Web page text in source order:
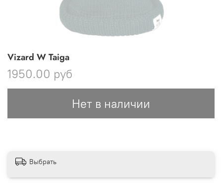
Vizard W Taiga
1950.00 руб
Нет в наличии
Выбрать